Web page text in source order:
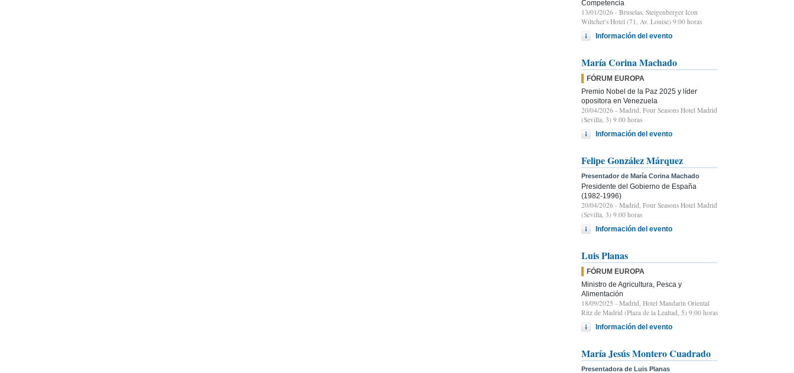
Competencia
13/01/2026 - Bruselas, Steigenberger Icon
Wiltcher's Hotel (71, Av. Louise) 9:00 horas
Información del evento
María Corina Machado
FÓRUM EUROPA
Premio Nobel de la Paz 2025 y líder
opositora en Venezuela
20/04/2026 - Madrid, Four Seasons Hotel Madrid
(Sevilla, 3) 9.00 horas
Información del evento
Felipe González Márquez
Presentador de María Corina Machado
Presidente del Gobierno de España
(1982-1996)
20/04/2026 - Madrid, Four Seasons Hotel Madrid
(Sevilla, 3) 9.00 horas
Información del evento
Luis Planas
FÓRUM EUROPA
Ministro de Agricultura, Pesca y
Alimentación
18/09/2025 - Madrid, Hotel Mandarin Oriental
Ritz de Madrid (Plaza de la Lealtad, 5) 9:00 horas
Información del evento
María Jesús Montero Cuadrado
Presentadora de Luis Planas